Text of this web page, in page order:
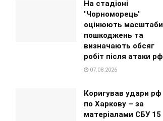
На стадіоні
"Чорноморець"
оцінюють масштаби
пошкоджень та
визначають обсяг
робіт після атаки рф
07.08.2026
Коригував удари рф
по Харкову – за
матеріалами СБУ 15